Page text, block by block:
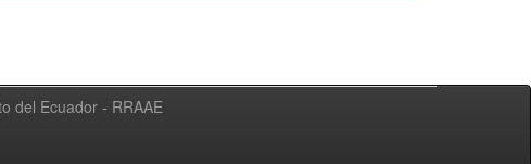
del Ecuador - RRAAE